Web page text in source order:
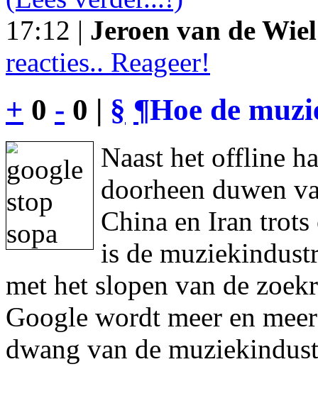
17:12 | Jeroen van de Wiel
reacties.. Reageer!
+ 0 - 0 | § ¶Hoe de
Naast het offline
doorheen duwen
China en Iran
is de
met het slopen van de
Google wordt meer en
dwang van de